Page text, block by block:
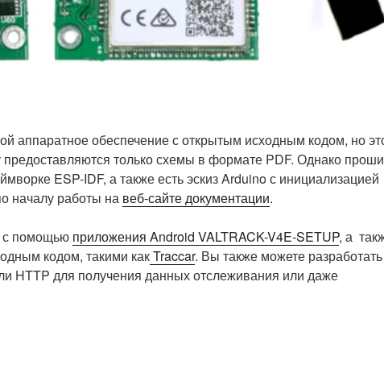
аппаратное обеспечение с открытым исходным кодом, но
только схемы в формате PDF. Однако
ESP-IDF, а также есть эскиз Arduino с инициализацией
началу работы на веб-сайте документации.
с помощью приложения Android VALTRACK-V4E-SETUP, а
кодом, такими какTraccar. Вы также можете разработать
HTTP для получения данных отслеживания или даже